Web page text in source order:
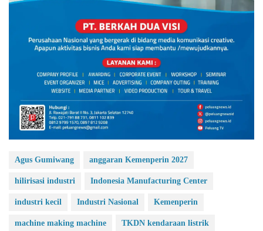
Agus Gumiwang anggaran Kemenperin 2027
hilirisasi industri Indonesia Manufacturing Center
industri kecil Industri Nasional Kemenperin
machine making machine TKDN kendaraan listrik